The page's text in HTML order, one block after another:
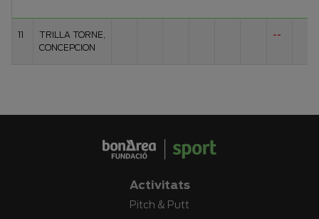
11
TRILLA TORNE,
CONCEPCION
--
Activitats
Pitch & Putt